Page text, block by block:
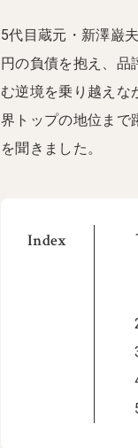
5代目蔵元・新澤巌
円の負債を抱え、品
む逆境を乗り越えな
界トップの地位まで
を聞きました。
Index